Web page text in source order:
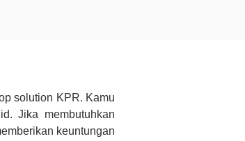
solution KPR. Kamu
Jika membutuhkan
keuntungan